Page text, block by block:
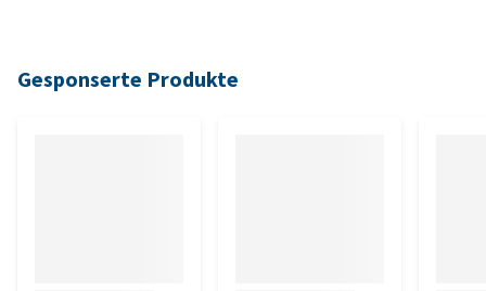
Gesponserte Produkte